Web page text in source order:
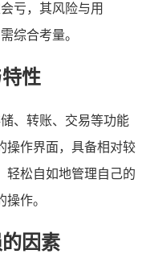
亏，其风险与用
综合考量。
性
、转账、交易等功能
操作界面，具备相对较
轻松自如地管理自己的
作。
因素